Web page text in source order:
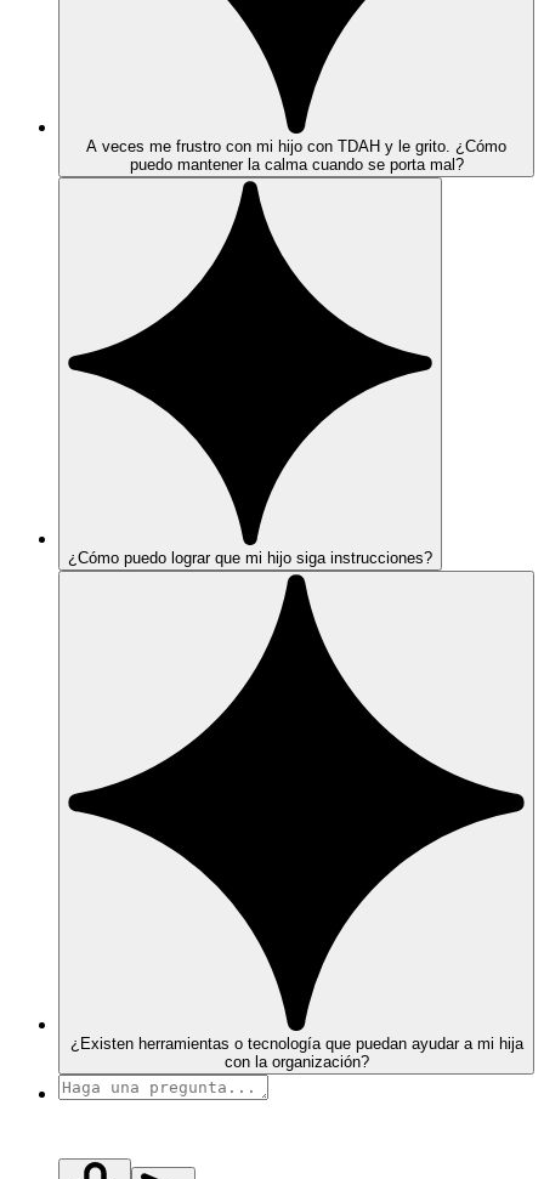
A veces me frustro con mi hijo con TDAH y le grito. ¿Cómo
puedo mantener la calma cuando se porta mal?
¿Cómo puedo lograr que mi hijo siga instrucciones?
¿Existen herramientas o tecnología que puedan ayudar a mi hija
con la organización?